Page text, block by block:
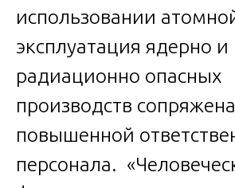
использовании
эксплуатация ядерно и
радиационно опасных
производств
повышенной
персонала.